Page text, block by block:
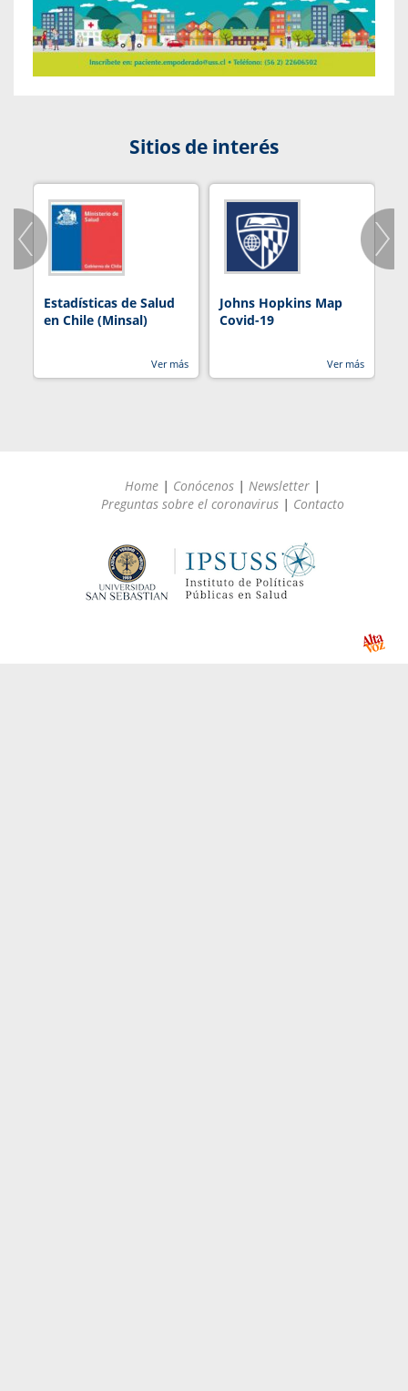
Sitios de interés
Estadísticas de Salud
en Chile (Minsal)
Ver más
Johns Hopkins Map
Covid-19
Ver más
Home | Conócenos | Newsletter |
Preguntas sobre el coronavirus | Contacto